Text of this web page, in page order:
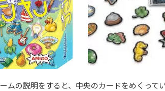
ムの説明をすると、中央のカードをめくって